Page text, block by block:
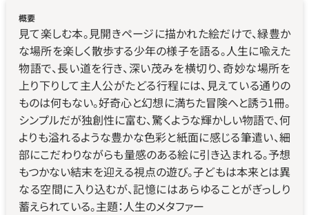
概要
見て楽しむ本。見開きページに描かれた絵だけで、緑豊か
な場所を楽しく散歩する少年の様子を語る。人生に喩えた
物語で、長い道を行き、深い茂みを横切り、奇妙な場所を
上り下りして主人公がたどる行程には、見えている通りの
ものは何もない。好奇心と幻想に満ちた冒険へと誘う1冊。
シンプルだが独創性に富む、驚くような輝かしい物語で、何
よりも溢れるような豊かな色彩と紙面に感じる筆遣い、細
部にこだわりながらも量感のある絵に引き込まれる。予想
もつかない結末を迎える視点の遊び。子どもは本来とは異
なる空間に入り込むが、記憶にはあらゆることがぎっしり
蓄えられている。主題：人生のメタファー